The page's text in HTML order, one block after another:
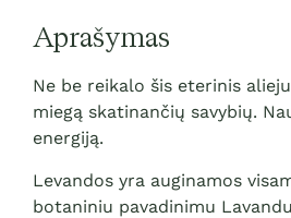
Aprašymas
Ne be reikalo šis eterinis
miegą skatinančių savybių.
energiją.
Levandos yra auginamos
botaniniu pavadinimu